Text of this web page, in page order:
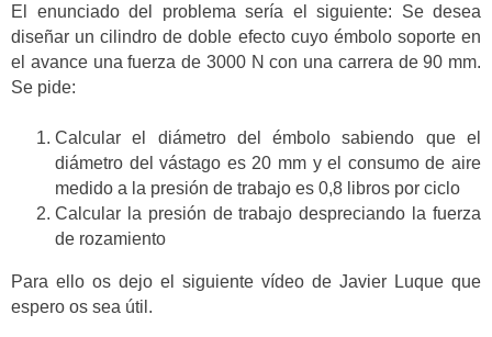
El enunciado del problema sería el siguiente: Se desea
diseñar un cilindro de doble efecto cuyo émbolo soporte en
el avance una fuerza de 3000 N con una carrera de 90 mm.
Se pide:
Calcular el diámetro del émbolo sabiendo que el
diámetro del vástago es 20 mm y el consumo de aire
medido a la presión de trabajo es 0,8 libros por ciclo
Calcular la presión de trabajo despreciando la fuerza
de rozamiento
Para ello os dejo el siguiente vídeo de Javier Luque que
espero os sea útil.